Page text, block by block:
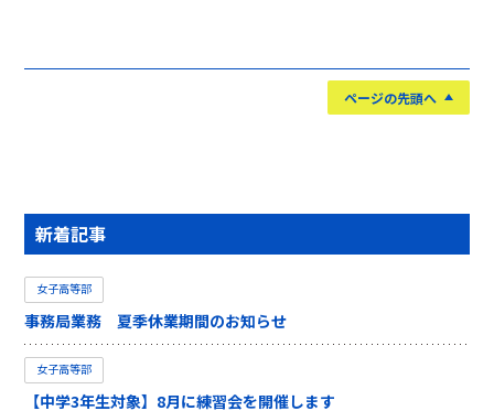
ページの先頭へ
新着記事
女子高等部
事務局業務 夏季休業期間のお知らせ
女子高等部
【中学3年生対象】8月に練習会を開催します